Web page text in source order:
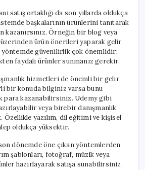
satış ortaklığı da son yıllarda oldukça
başkalarının ürünlerini tanıtarak
kazanırsınız. Örneğin bir blog veya
üzerinden ürün önerileri yaparak gelir
güvenilirlik çok önemlidir;
faydalı ürünler sunmanız gerekir.
hizmetleri de önemli bir gelir
bir konuda bilginiz varsa bunu
para kazanabilirsiniz. Udemy gibi
veya birebir danışmanlık
yazılım, dil eğitimi ve kişisel
oldukça yüksektir.
dönemde öne çıkan yöntemlerden
şablonları, fotoğraf, müzik veya
hazırlayarak satışa sunabilirsiniz.